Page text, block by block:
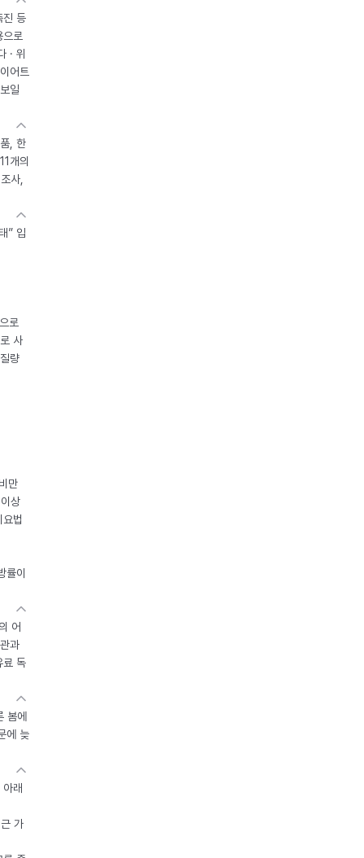
진 등
로
· 위
어트
일
, 한
개의
사,
” 입
로
사
량
만
상
법
률이
어
과
료 독
봄에
에 늦
래
가